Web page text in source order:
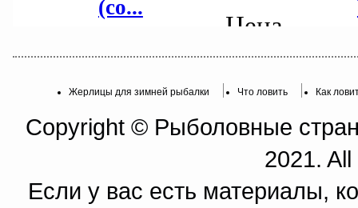
Жерлицы для зимней рыбалки Что ловить Как
Copyright © Рыболовные
2021.
Если у вас есть материалы,